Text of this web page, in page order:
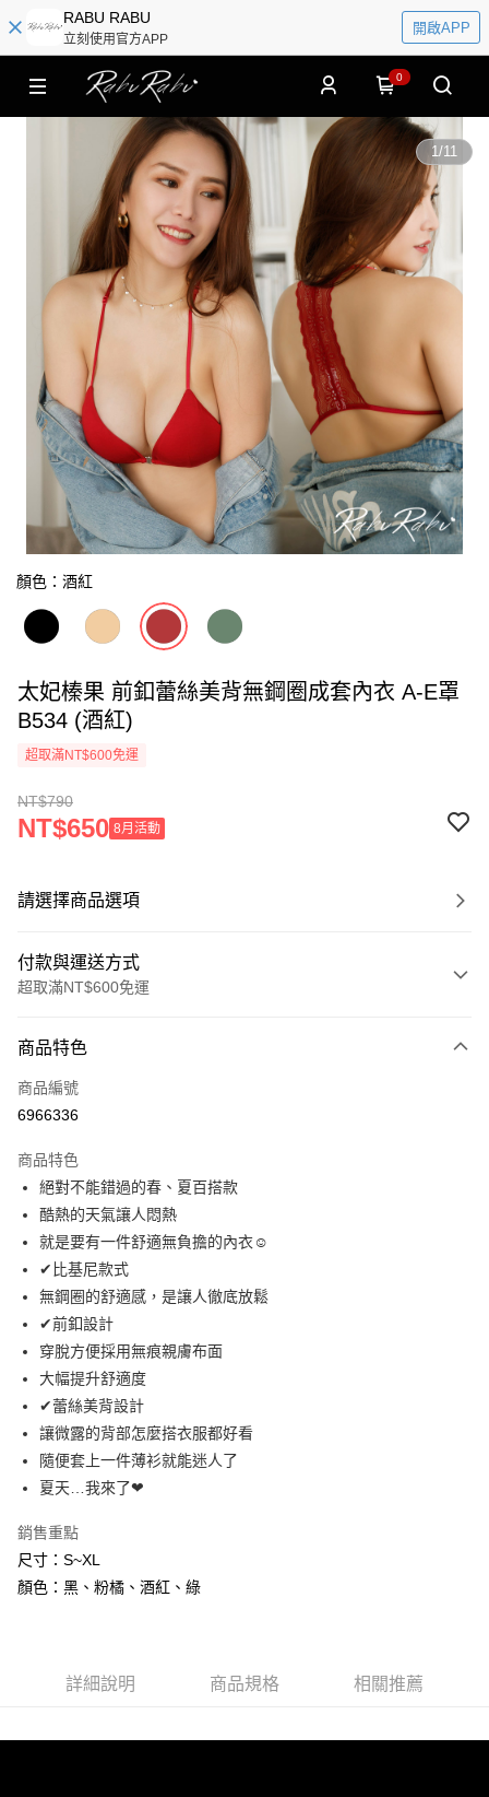
RABU RABU
立刻使用官方APP
開啟APP
0
1/11
顏色：酒紅
太妃榛果 前釦蕾絲美背無鋼圈成套內衣 A-E罩
B534 (酒紅)
超取滿NT$600免運
NT$790
NT$650 8月活動
請選擇商品選項
付款與運送方式
超取滿NT$600免運
信用卡一次付款
信用卡分期付款
合作金庫商業銀行
華南商業銀行
上海商業儲蓄銀行
國泰世華商業銀行
兆豐國際商業銀行
臺灣中小企業銀行
匯豐（台灣）商業銀行
華泰商業銀行
聯邦商業銀行
遠東國際商業銀行
元大商業銀行
玉山商業銀行
台新國際商業銀行
台灣樂天信用卡公司
6 期 0 利率 每期
華南商業銀行
上海商業儲蓄銀行
台北富邦商業銀行
國泰世華商業銀行
臺灣中小企業銀行
台中商業銀行
匯豐（台灣）商業銀行
聯邦商業銀行
元大商業銀行
玉山商業銀行
台新國際商業銀行
台灣樂天信用卡公司
超商取貨付款
LINE Pay
Apple Pay
街口支付
悠遊付
AFTEE先享後付
相關說明
【關於「AFTEE先享後付」】
AFTEE先享後付是「在收到商品之後才付款」的支付方式。 讓您購物簡單
１．簡單：不需註冊會員、不需綁卡、不需儲值。
２．便利：只要手機號碼，簡訊認證，即可結帳。
３．安心：先確認商品／服務後，再付款。
３．收到繳費通知簡訊後14天內，點擊此簡訊中的連結，可透過四大超商／
購買商品的店家。未經商家同意取消之訂單仍視為有效，需透過AFTEE先享
ATM付款
運送方式
全家付款取貨
每筆NT$80，滿NT$600(含以上)免運費
每筆NT$80，滿NT$600(含以上)免運費
商品特色
商品編號
6966336
商品特色
絕對不能錯過的春、夏百搭款
酷熱的天氣讓人悶熱
就是要有一件舒適無負擔的內衣☺
✔比基尼款式
無鋼圈的舒適感，是讓人徹底放鬆
✔前釦設計
穿脫方便採用無痕親膚布面
大幅提升舒適度
✔蕾絲美背設計
讓微露的背部怎麼搭衣服都好看
隨便套上一件薄衫就能迷人了
夏天…我來了❤
銷售重點
尺寸：S~XL
顏色：黑、粉橘、酒紅、綠
詳細說明 商品規格 相關推薦